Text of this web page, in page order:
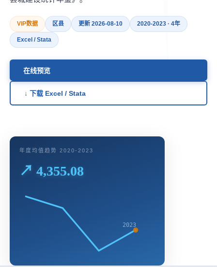
VIP数据 区县 更新 2026-08-10 2020-2023 · 4年
Excel / Stata
在线预览
↓ 下载 Excel / Stata
年度均值趋势 2020-2023
↗ 4,355.08
2023